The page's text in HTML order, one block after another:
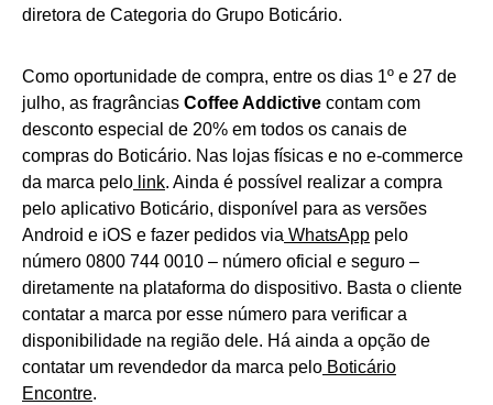
diretora de Categoria do Grupo Boticário.
Como oportunidade de compra, entre os dias 1º e 27 de
julho, as fragrâncias Coffee Addictive contam com
desconto especial de 20% em todos os canais de
compras do Boticário. Nas lojas físicas e no e-commerce
da marca pelo link. Ainda é possível realizar a compra
pelo aplicativo Boticário, disponível para as versões
Android e iOS e fazer pedidos via WhatsApp pelo
número 0800 744 0010 – número oficial e seguro –
diretamente na plataforma do dispositivo. Basta o cliente
contatar a marca por esse número para verificar a
disponibilidade na região dele. Há ainda a opção de
contatar um revendedor da marca pelo Boticário
Encontre.